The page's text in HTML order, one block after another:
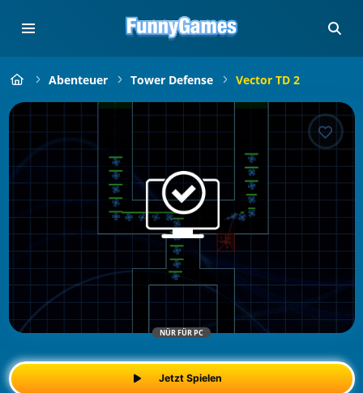
Abenteuer Tower Defense Vector TD 2
NÜR FÜR PC
Jetzt Spielen